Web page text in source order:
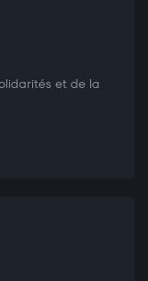
et de la